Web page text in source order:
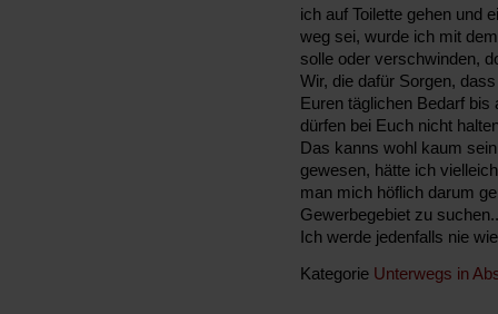
ich auf Toilette gehen und
weg sei, wurde ich mit
solle oder verschwinden,
Wir, die dafür Sorgen,
Euren täglichen Bedarf bis
dürfen bei Euch nicht
Das kanns wohl kaum
gewesen, hätte ich
man mich höflich darum
Gewerbegebiet zu suchen..
Ich werde jedenfalls nie
Kategorie Unterwegs in